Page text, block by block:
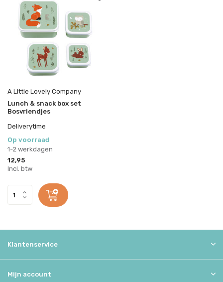
A Little Lovely Company
Lunch & snack box set
Bosvriendjes
Deliverytime
Op voorraad
1-2 werkdagen
12,95
Incl. btw
Klantenservice
Mijn account